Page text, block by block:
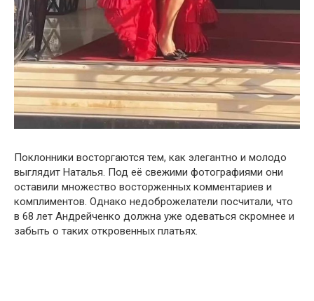
Поклонники восторгаются тем, как элегантно и молодо
выглядит Наталья. Под её свежими фотографиями они
оставили множество восторженных комментариев и
комплиментов. Однако недоброжелатели посчитали, что
в 68 лет Андрейченко должна уже одеваться скромнее и
забыть о таких откровенных платьях.